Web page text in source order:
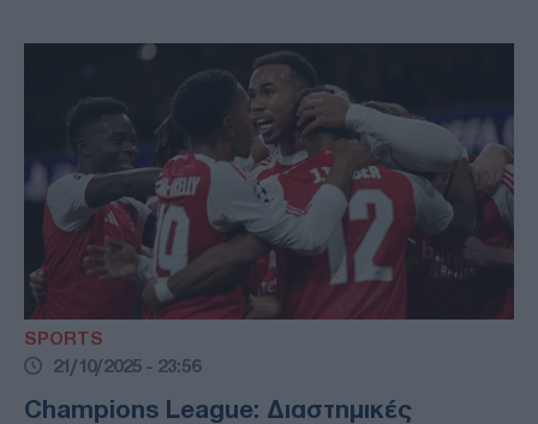
SPORTS
21/10/2025 - 23:56
Champions League: Διαστημικές